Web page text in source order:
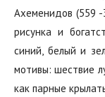
Ахеменидов (559 -
рисунка и
синий, белый и
мотивы: шествие
как парные